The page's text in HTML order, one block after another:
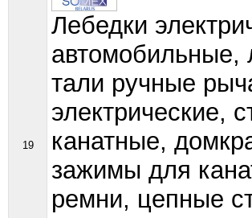
19
Лебедки
автомобильные,
тали ручные
электрические,
канатные,
зажимы для
ремни, цепные